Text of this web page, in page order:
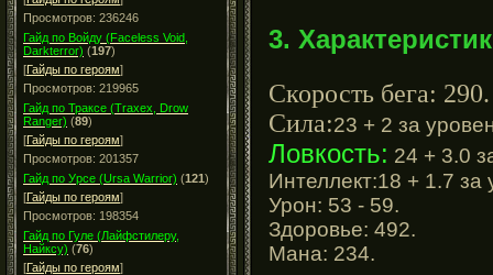
Просмотров: 236246
Гайд по Войду (Faceless Void,
Darkterror) (197)
[Гайды по героям]
Просмотров: 219965
Гайд по Траксе (Traxex, Drow
Ranger) (89)
[Гайды по героям]
Просмотров: 201357
Гайд по Урсе (Ursa Warrior) (121)
[Гайды по героям]
Просмотров: 198354
Гайд по Гуле (Лайфстилеру,
Найксу) (76)
[Гайды по героям]
3.
Скорость бега: 290.
Сила:23 + 2 за
Ловкость: 24 + 3.0
Интеллект:18 + 1.7 за
Урон: 53 - 59.
Здоровье: 492.
Мана: 234.